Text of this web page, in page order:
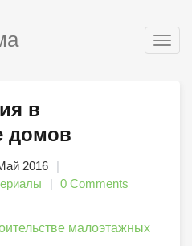
в
домов
2016
0 Comments